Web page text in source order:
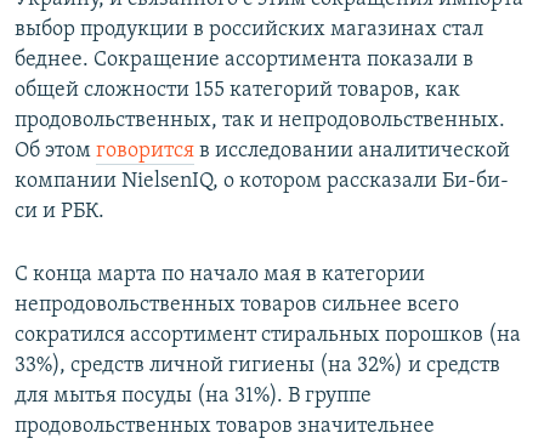
выбор продукции в российских магазинах стал
беднее. Сокращение ассортимента показали в
общей сложности 155 категорий товаров, как
продовольственных, так и непродовольственных.
Об этом говорится в исследовании аналитической
компании NielsenIQ, о котором рассказали Би-би-
си и РБК.
С конца марта по начало мая в категории
непродовольственных товаров сильнее всего
сократился ассортимент стиральных порошков (на
33%), средств личной гигиены (на 32%) и средств
для мытья посуды (на 31%). В группе
продовольственных товаров значительнее